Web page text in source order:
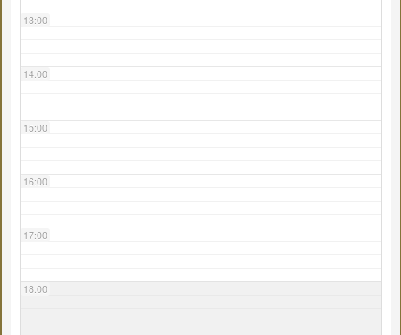
13:00
14:00
15:00
16:00
17:00
18:00